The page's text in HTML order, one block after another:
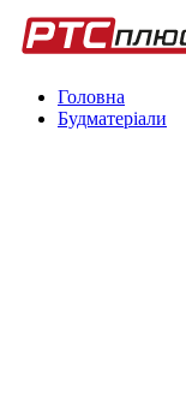
Головна
Будматеріали